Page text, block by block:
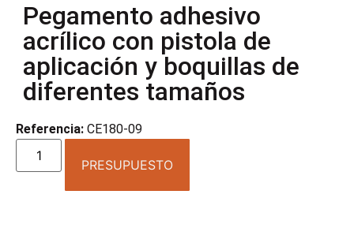
Pegamento adhesivo
acrílico con pistola de
aplicación y boquillas de
diferentes tamaños
Referencia: CE180-09
PRESUPUESTO